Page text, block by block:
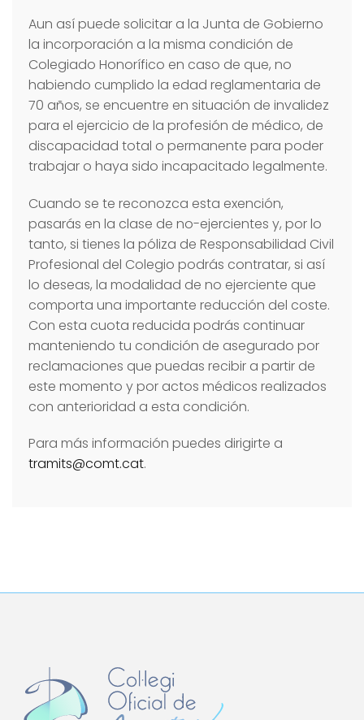
Aun así puede solicitar a la Junta de Gobierno
la incorporación a la misma condición de
Colegiado Honorífico en caso de que, no
habiendo cumplido la edad reglamentaria de
70 años, se encuentre en situación de invalidez
para el ejercicio de la profesión de médico, de
discapacidad total o permanente para poder
trabajar o haya sido incapacitado legalmente.
Cuando se te reconozca esta exención,
pasarás en la clase de no-ejercientes y, por lo
tanto, si tienes la póliza de Responsabilidad Civil
Profesional del Colegio podrás contratar, si así
lo deseas, la modalidad de no ejerciente que
comporta una importante reducción del coste.
Con esta cuota reducida podrás continuar
manteniendo tu condición de asegurado por
reclamaciones que puedas recibir a partir de
este momento y por actos médicos realizados
con anterioridad a esta condición.
Para más información puedes dirigirte a
tramits@comt.cat.